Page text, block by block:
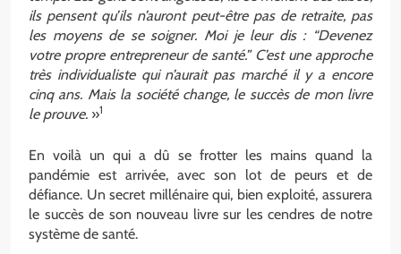
ils pensent qu’ils n’auront peut-être pas de retraite, pas
les moyens de se soigner. Moi je leur dis : “Devenez
votre propre entrepreneur de santé.” C’est une approche
très individualiste qui n’aurait pas marché il y a encore
cinq ans. Mais la société change, le succès de mon livre
le prouve. »1
En voilà un qui a dû se frotter les mains quand la
pandémie est arrivée, avec son lot de peurs et de
défiance. Un secret millénaire qui, bien exploité, assurera
le succès de son nouveau livre sur les cendres de notre
système de santé.